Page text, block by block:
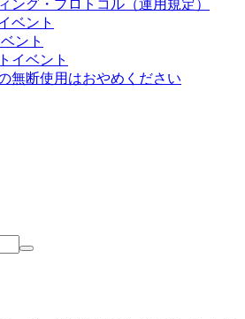
ング・プロトコル（運用規定）
ベント
ント
イベント
無断使用はおやめください